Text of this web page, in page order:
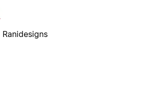
Ranidesigns